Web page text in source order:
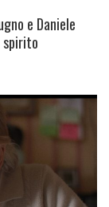
e Daniele
spirito